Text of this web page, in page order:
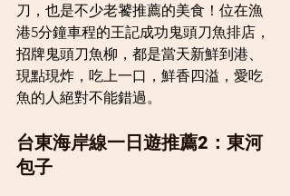
刀，也是不少老饕推薦的美食！位在漁
港5分鐘車程的王記成功鬼頭刀魚排店，
招牌鬼頭刀魚柳，都是當天新鮮到港、
現點現炸，吃上一口，鮮香四溢，愛吃
魚的人絕對不能錯過。
台東海岸線一日遊推薦2：東河
包子